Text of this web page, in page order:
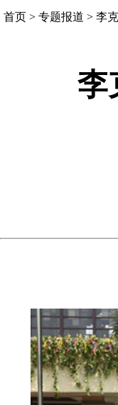
首页 > 专题报道 > 李
李